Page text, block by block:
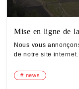
Mise en ligne de
Nous vous
de notre site
news